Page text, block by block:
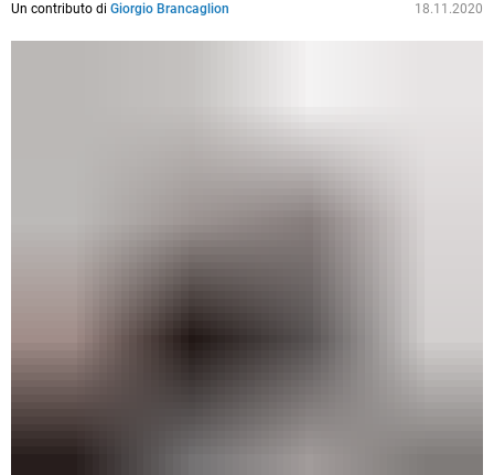
Un contributo di Giorgio Brancaglion 18.11.2020